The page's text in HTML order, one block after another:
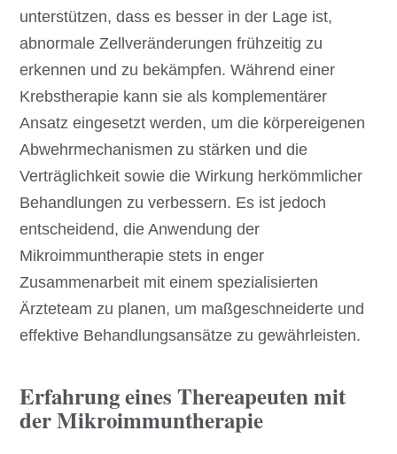
unterstützen, dass es besser in der Lage ist,
abnormale Zellveränderungen frühzeitig zu
erkennen und zu bekämpfen. Während einer
Krebstherapie kann sie als komplementärer
Ansatz eingesetzt werden, um die körpereigenen
Abwehrmechanismen zu stärken und die
Verträglichkeit sowie die Wirkung herkömmlicher
Behandlungen zu verbessern. Es ist jedoch
entscheidend, die Anwendung der
Mikroimmuntherapie stets in enger
Zusammenarbeit mit einem spezialisierten
Ärzteteam zu planen, um maßgeschneiderte und
effektive Behandlungsansätze zu gewährleisten.
Erfahrung eines Thereapeuten mit
der Mikroimmuntherapie